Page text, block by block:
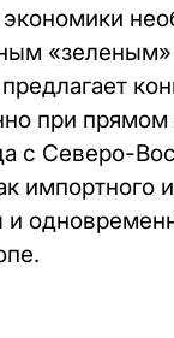
при прямом
с Северо-
импортного